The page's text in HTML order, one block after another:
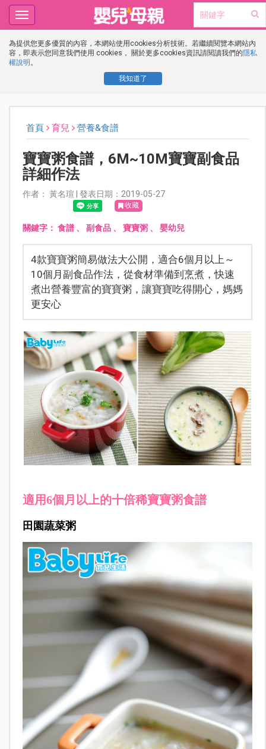
為提供您更多優質的內容，本網站使用cookies分析技術。若繼續閱覽本網站內
容，即表示您同意我們使用 cookies， 關於更多cookies資訊請閱讀我們的隱私
權說明 。
我知道了
Toggle
navigation
首頁 育兒 營養&食譜
寶寶粥食譜，6M~10M寶寶副食品
詳細作法
作者： 黃名瑄 | 發表日期：2019-05-27
收藏
關鍵字： 食譜、 副食品、 寶寶粥、 嬰幼兒
4款寶寶粥簡易做法大公開，適合6個月以上～
10個月副食品作法，從食材準備到烹煮，快速
煮出營養豐富的寶寶粥，讓寶寶吃得開心，媽媽
更安心
適用6個月以上的十倍稀寶寶粥食譜
田園蔬菜粥